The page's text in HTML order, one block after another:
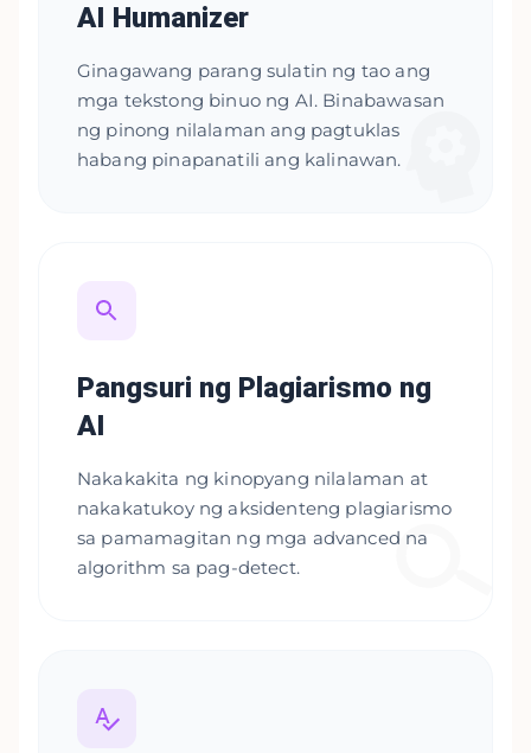
AI Humanizer
Ginagawang parang sulatin ng tao ang
mga tekstong binuo ng AI. Binabawasan
ng pinong nilalaman ang pagtuklas
habang pinapanatili ang kalinawan.
Pangsuri ng Plagiarismo ng
AI
Nakakakita ng kinopyang nilalaman at
nakakatukoy ng aksidenteng plagiarismo
sa pamamagitan ng mga advanced na
algorithm sa pag-detect.